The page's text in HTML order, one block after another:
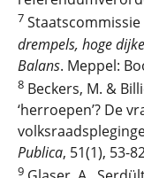
7
drempels, hoge
Balans. Meppel:
8 Beckers, M. &
‘herroepen’? De
Publica, 51(1), 53-
9